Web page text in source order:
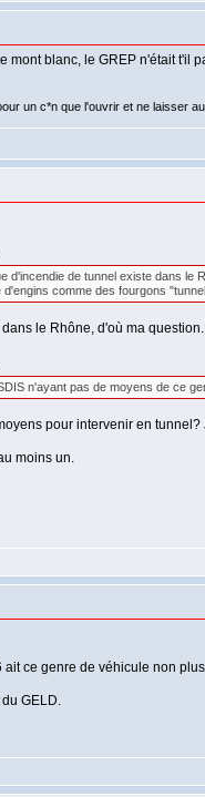
mont blanc, le GREP n'était t'il
un c*n que l'ouvrir et ne laisser
d'incendie de tunnel existe dans
comme des fourgons
le Rhône, d'où ma question.
n'ayant pas de moyens de ce
pour intervenir en tunnel?
moins un.
ce genre de véhicule non
GELD.